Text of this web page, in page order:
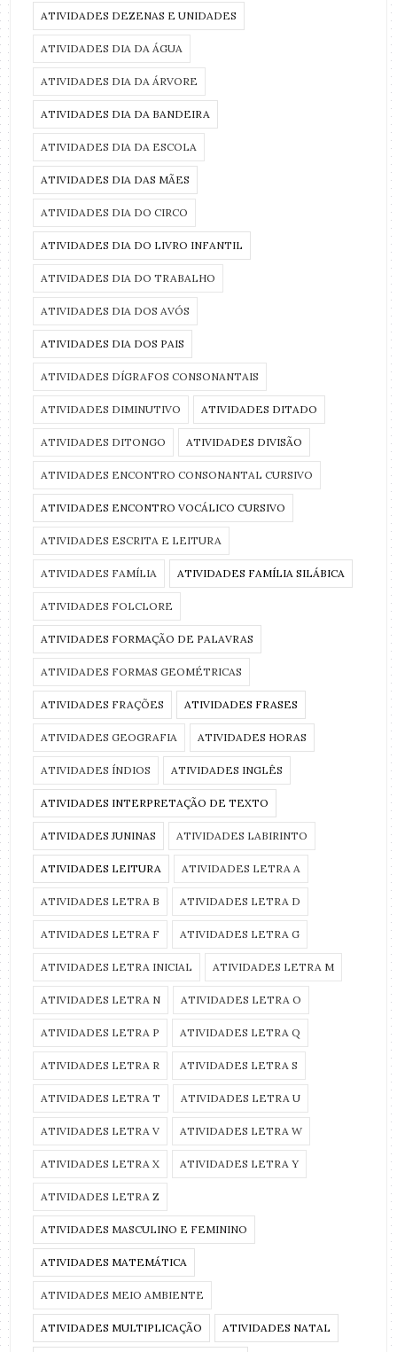
ATIVIDADES DEZENAS E UNIDADES
ATIVIDADES DIA DA ÁGUA
ATIVIDADES DIA DA ÁRVORE
ATIVIDADES DIA DA BANDEIRA
ATIVIDADES DIA DA ESCOLA
ATIVIDADES DIA DAS MÃES
ATIVIDADES DIA DO CIRCO
ATIVIDADES DIA DO LIVRO INFANTIL
ATIVIDADES DIA DO TRABALHO
ATIVIDADES DIA DOS AVÓS
ATIVIDADES DIA DOS PAIS
ATIVIDADES DÍGRAFOS CONSONANTAIS
ATIVIDADES DIMINUTIVO ATIVIDADES DITADO
ATIVIDADES DITONGO ATIVIDADES DIVISÃO
ATIVIDADES ENCONTRO CONSONANTAL CURSIVO
ATIVIDADES ENCONTRO VOCÁLICO CURSIVO
ATIVIDADES ESCRITA E LEITURA
ATIVIDADES FAMÍLIA ATIVIDADES FAMÍLIA SILÁBICA
ATIVIDADES FOLCLORE
ATIVIDADES FORMAÇÃO DE PALAVRAS
ATIVIDADES FORMAS GEOMÉTRICAS
ATIVIDADES FRAÇÕES ATIVIDADES FRASES
ATIVIDADES GEOGRAFIA ATIVIDADES HORAS
ATIVIDADES ÍNDIOS ATIVIDADES INGLÊS
ATIVIDADES INTERPRETAÇÃO DE TEXTO
ATIVIDADES JUNINAS ATIVIDADES LABIRINTO
ATIVIDADES LEITURA ATIVIDADES LETRA A
ATIVIDADES LETRA B ATIVIDADES LETRA D
ATIVIDADES LETRA F ATIVIDADES LETRA G
ATIVIDADES LETRA INICIAL ATIVIDADES LETRA M
ATIVIDADES LETRA N ATIVIDADES LETRA O
ATIVIDADES LETRA P ATIVIDADES LETRA Q
ATIVIDADES LETRA R ATIVIDADES LETRA S
ATIVIDADES LETRA T ATIVIDADES LETRA U
ATIVIDADES LETRA V ATIVIDADES LETRA W
ATIVIDADES LETRA X ATIVIDADES LETRA Y
ATIVIDADES LETRA Z
ATIVIDADES MASCULINO E FEMININO
ATIVIDADES MATEMÁTICA
ATIVIDADES MEIO AMBIENTE
ATIVIDADES MULTIPLICAÇÃO ATIVIDADES NATAL